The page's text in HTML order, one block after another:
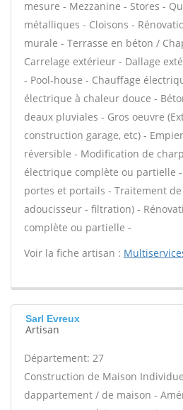
mesure - Mezzanine - Stores -
métalliques - Cloisons -
murale - Terrasse en béton /
Carrelage extérieur - Dallage
- Pool-house - Chauffage
électrique à chaleur douce -
deaux pluviales - Gros oeuvre
construction garage, etc) -
réversible - Modification de
électrique complète ou partielle
portes et portails - Traitement
adoucisseur - filtration) -
complète ou partielle -
Voir la fiche artisan :
Sarl Evreux
Artisan
Département: 27
Construction de Maison
dappartement / de maison -